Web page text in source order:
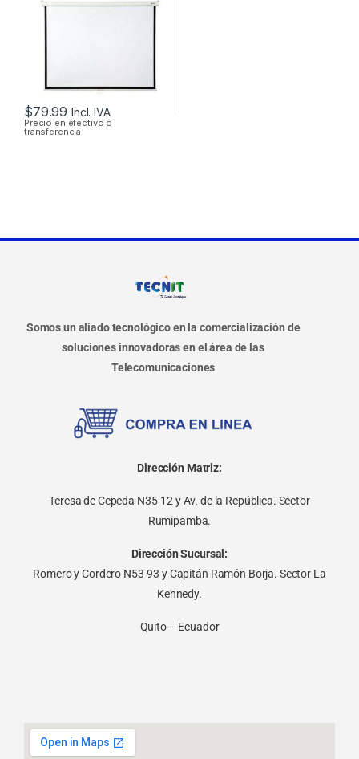
PULGADAS)
$79.99 Incl. IVA
Precio en efectivo o
transferencia
Somos un aliado tecnológico en la comercialización de
soluciones innovadoras en el área de las
Telecomunicaciones
Dirección Matriz:
Teresa de Cepeda N35-12 y Av. de la República. Sector
Rumipamba.
Dirección Sucursal:
Romero y Cordero N53-93 y Capitán Ramón Borja. Sector La
Kennedy.
Quito – Ecuador